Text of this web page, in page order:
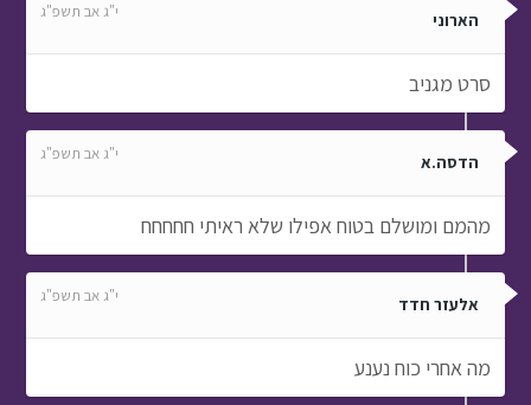
הארוני י"ג אב תשפ"ג
סרט מגניב
הדסה.א י"ג אב תשפ"ג
מהמם ומושלם בטוח אפילו שלא ראיתי חחחחח
אלעזר חדד י"ג אב תשפ"ג
מה אחרי כוח נענע